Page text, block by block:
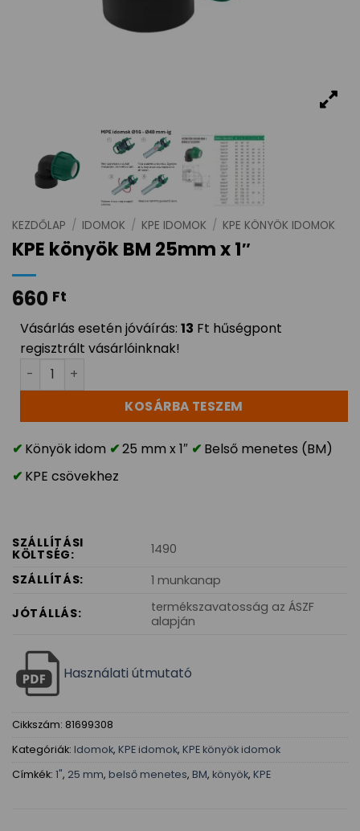
KEZDŐLAP / IDOMOK / KPE IDOMOK / KPE KÖNYÖK IDOMOK
KPE könyök BM 25mm x 1″
660 Ft
Vásárlás esetén jóváírás: 13 Ft hűségpont
regisztrált vásárlóinknak!
KPE könyök BM 25mm x 1" mennyiség
KOSÁRBA TESZEM
Könyök idom 25 mm x 1″
Belső menetes (BM)
KPE csövekhez
SZÁLLÍTÁSI
KÖLTSÉG:
1490
SZÁLLÍTÁS:
1 munkanap
JÓTÁLLÁS:
termékszavatosság az ÁSZF
alapján
Használati útmutató
Cikkszám: 81699308
Kategóriák: Idomok, KPE idomok, KPE könyök idomok
Címkék: 1", 25 mm, belső menetes, BM, könyök, KPE